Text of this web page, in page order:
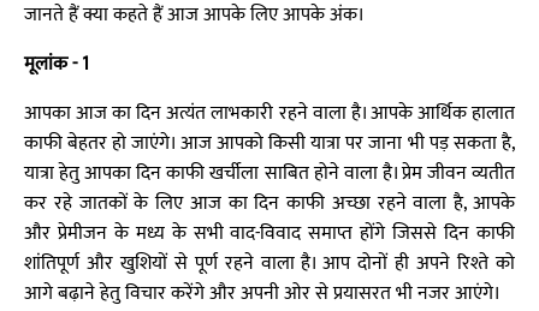
जानते हैं क्या कहते हैं आज आपके लिए आपके अंक।
मूलांक - 1
आपका आज का दिन अत्यंत लाभकारी रहने वाला है। आपके आर्थिक हालात
काफी बेहतर हो जाएंगे। आज आपको किसी यात्रा पर जाना भी पड़ सकता है,
यात्रा हेतु आपका दिन काफी खर्चीला साबित होने वाला है। प्रेम जीवन व्यतीत
कर रहे जातकों के लिए आज का दिन काफी अच्छा रहने वाला है, आपके
और प्रेमीजन के मध्य के सभी वाद-विवाद समाप्त होंगे जिससे दिन काफी
शांतिपूर्ण और खुशियों से पूर्ण रहने वाला है। आप दोनों ही अपने रिश्ते को
आगे बढ़ाने हेतु विचार करेंगे और अपनी ओर से प्रयासरत भी नजर आएंगे।